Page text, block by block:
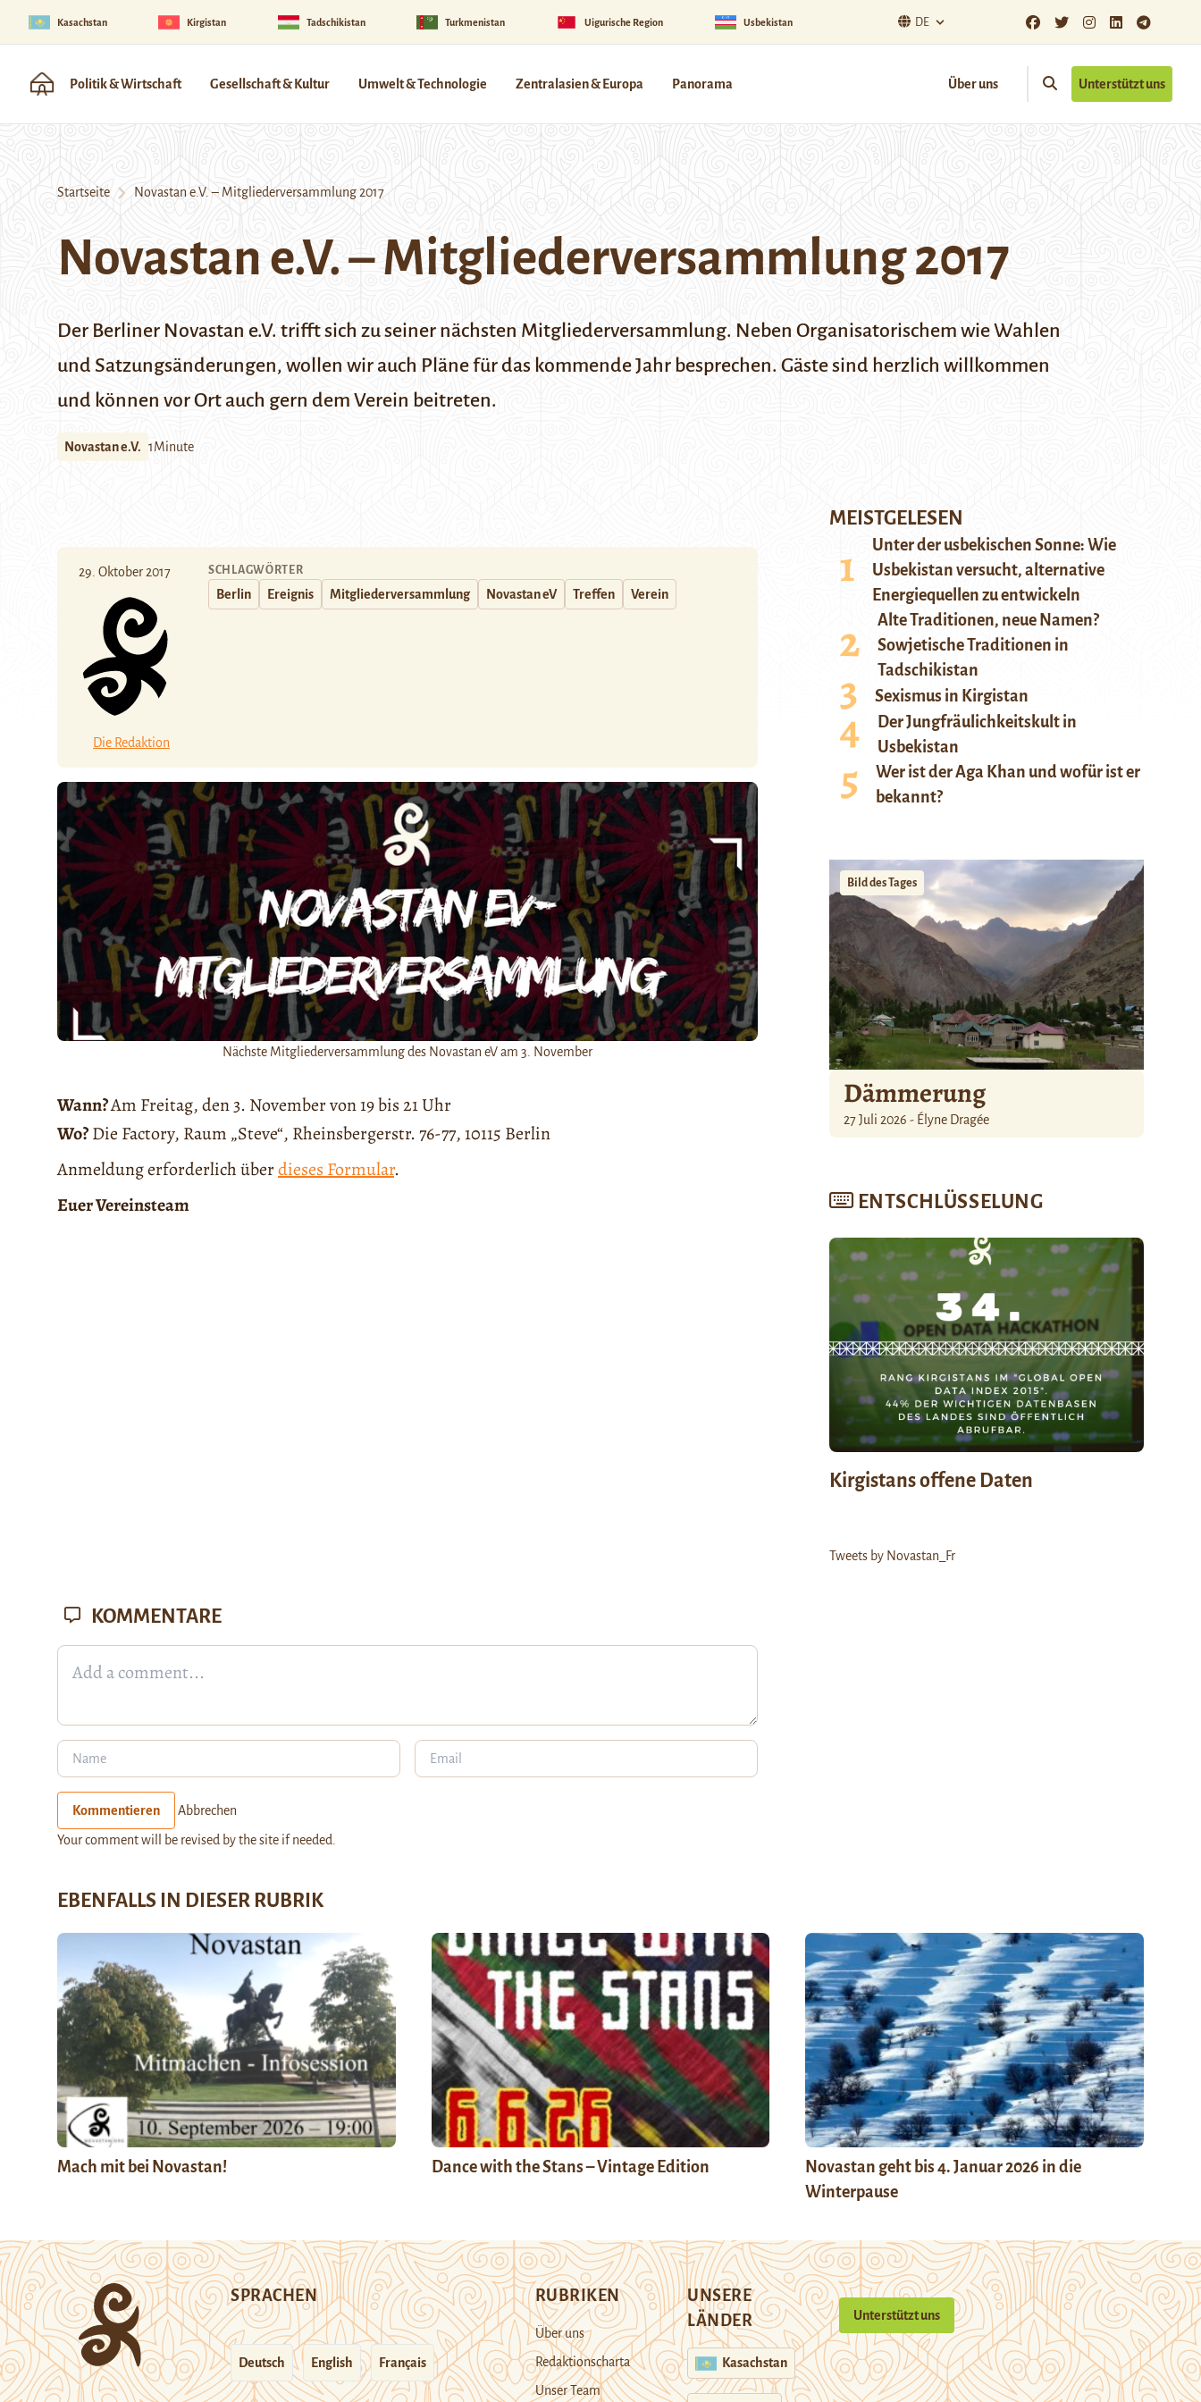
Kasachstan Kirgistan Tadschikistan Turkmenistan Uigurische Region Usbekistan DE
Politik & Wirtschaft Gesellschaft & Kultur Umwelt & Technologie Zentralasien & Europa Panorama Über uns Unterstützt uns
Startseite Novastan e.V. – Mitgliederversammlung 2017
Novastan e.V. – Mitgliederversammlung 2017
Der Berliner Novastan e.V. trifft sich zu seiner nächsten Mitgliederversammlung. Neben Organisatorischem wie Wahlen
und Satzungsänderungen, wollen wir auch Pläne für das kommende Jahr besprechen. Gäste sind herzlich willkommen
und können vor Ort auch gern dem Verein beitreten.
Novastan e.V. 1Minute
29. Oktober 2017
Die Redaktion
SCHLAGWÖRTER
Berlin Ereignis Mitgliederversammlung Novastan eV Treffen Verein
Nächste Mitgliederversammlung des Novastan eV am 3. November
Wann?Am Freitag, den 3. November von 19 bis 21 Uhr
Wo?Die Factory, Raum „Steve“, Rheinsbergerstr. 76-77, 10115 Berlin
Anmeldung erforderlich überdieses Formular.
Euer Vereinsteam
MEISTGELESEN
Unter der usbekischen Sonne: Wie
Usbekistan versucht, alternative
Energiequellen zu entwickeln
Alte Traditionen, neue Namen?
Sowjetische Traditionen in
Tadschikistan
Sexismus in Kirgistan
Der Jungfräulichkeitskult in
Usbekistan
Wer ist der Aga Khan und wofür ist er
bekannt?
Bild des Tages
Dämmerung
27 Juli 2026 - Élyne Dragée
ENTSCHLÜSSELUNG
Kirgistans offene Daten
Tweets by Novastan_Fr
KOMMENTARE
Kommentieren Abbrechen
Your comment will be revised by the site if needed.
EBENFALLS IN DIESER RUBRIK
Mach mit bei Novastan! Dance with the Stans – Vintage Edition
Novastan geht bis 4. Januar 2026 in die
Winterpause
SPRACHEN
Deutsch English Français
RUBRIKEN
Über uns
Redaktionscharta
Unser Team
UNSERE
LÄNDER
Kasachstan
Unterstützt uns